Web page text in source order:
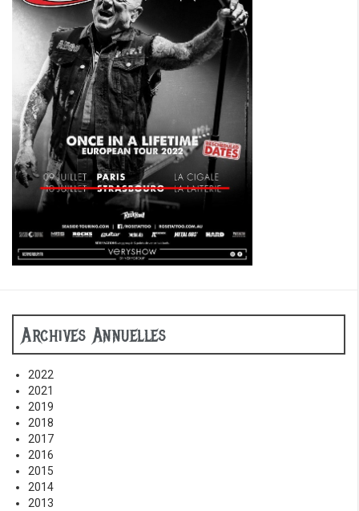
Archives Annuelles
2022
2021
2019
2018
2017
2016
2015
2014
2013